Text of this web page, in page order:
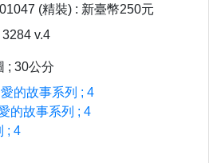
(精裝) : 新臺幣250元
v.4
; 30公分
的故事系列 ; 4
的故事系列 ; 4
; 4